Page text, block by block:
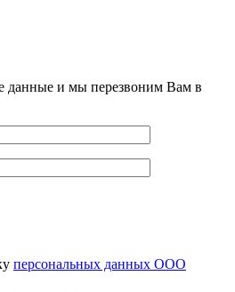
данные и мы перезвоним Вам в
персональных данных ООО